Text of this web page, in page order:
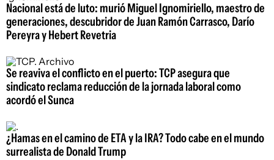
Nacional está de luto: murió Miguel Ignomiriello, maestro de
generaciones, descubridor de Juan Ramón Carrasco, Darío
Pereyra y Hebert Revetria
Se reaviva el conflicto en el puerto: TCP asegura que
sindicato reclama reducción de la jornada laboral como
acordó el Sunca
¿Hamas en el camino de ETA y la IRA? Todo cabe en el mundo
surrealista de Donald Trump